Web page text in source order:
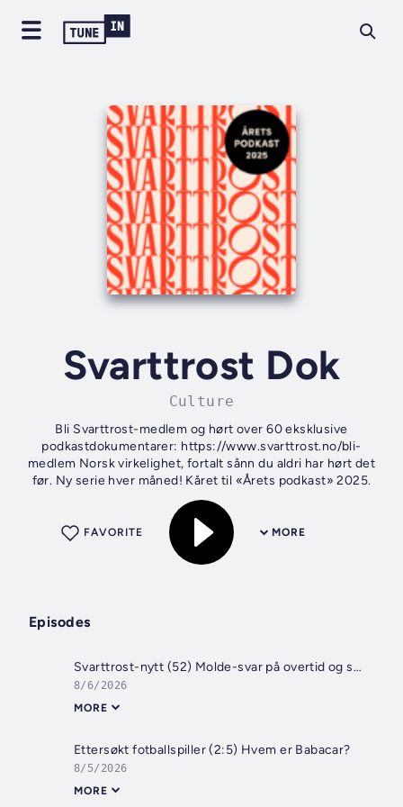
Svarttrost Dok
Culture
Bli Svarttrost-medlem og hørt over 60 eksklusive
podkastdokumentarer: https://www.svarttrost.no/bli-
medlem Norsk virkelighet, fortalt sånn du aldri har hørt det
før. Ny serie hver måned! Kåret til «Årets podkast» 2025.
MORE
FAVORITE
Episodes
Svarttrost-nytt (52) Molde-svar på overtid og sommerens gleder og sorger
8/6/2026
MORE
Ettersøkt fotballspiller (2:5) Hvem er Babacar?
8/5/2026
MORE